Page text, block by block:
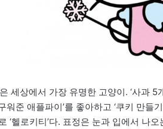
세상에서 가장 유명한 고양이. ‘사과 5
워준 애플파이’를 좋아하고 ‘쿠키 만들
‘헬로키티’다. 표정은 눈과 입에서 나